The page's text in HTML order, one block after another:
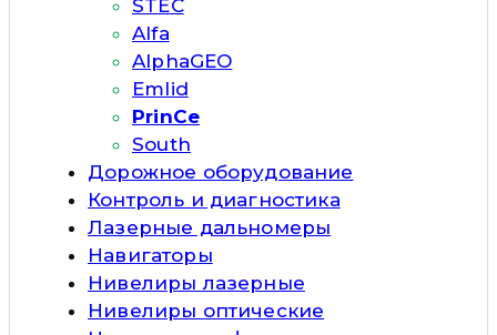
STEC
Alfa
AlphaGEO
Emlid
PrinCe
South
Дорожное оборудование
Контроль и диагностика
Лазерные дальномеры
Навигаторы
Нивелиры лазерные
Нивелиры оптические